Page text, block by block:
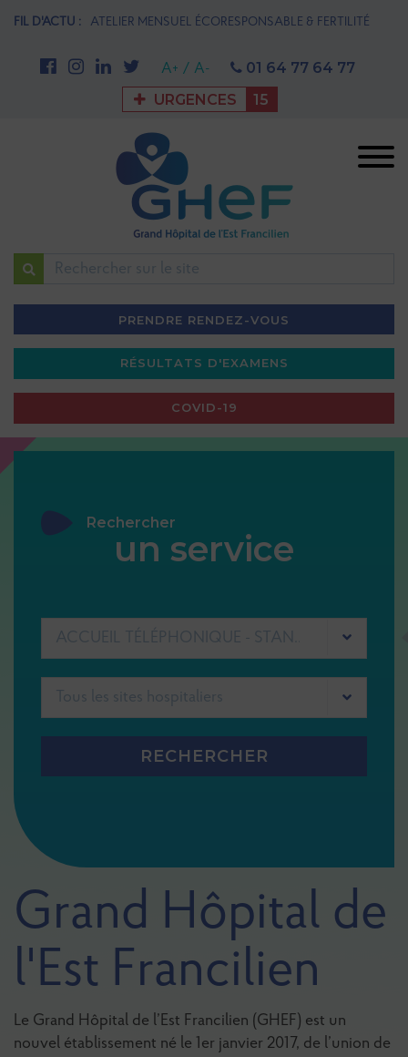
FIL D'ACTU :
MATERNITÉ ATELIER MENSUEL ÉCORESPONSABLE & FERTILITÉ
A+ / A-
01 64 77 64 77
URGENCES
15
PRENDRE RENDEZ-VOUS
RÉSULTATS D'EXAMENS
COVID-19
principale
Rechercher
un service
RECHERCHER
Grand Hôpital de
l'Est Francilien
Le Grand Hôpital de l’Est Francilien (GHEF) est un
nouvel établissement né le 1er janvier 2017, de l’union de